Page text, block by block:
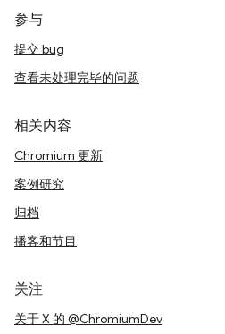
参与
提交 bug
查看未处理完毕的问题
相关内容
Chromium 更新
案例研究
归档
播客和节目
关注
关于 X 的 @ChromiumDev